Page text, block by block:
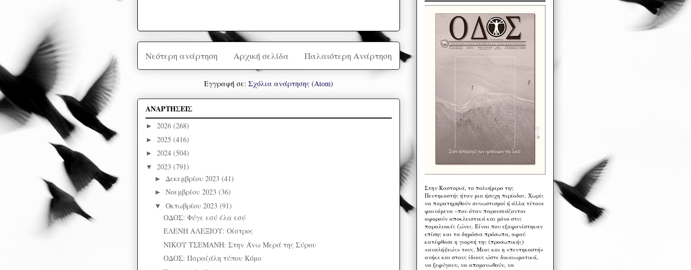
Νεότερη ανάρτηση Παλαιότερη Ανάρτηση
Αρχική σελίδα
Εγγραφή σε: Σχόλια ανάρτησης (Atom)
ΑΝΑΡΤΗΣΕΙΣ
► 2026 (268)
► 2025 (416)
► 2024 (504)
▼ 2023 (791)
► Δεκεμβρίου 2023 (41)
► Νοεμβρίου 2023 (36)
▼ Οκτωβρίου 2023 (91)
ΟΔΟΣ: Φύγε εσύ έλα εσύ
ΕΛΕΝΗ ΑΛΕΞΙΟΥ: Οίστρος
ΝΙΚΟΥ ΤΣΕΜΑΝΗ: Στην Άνω Μερά της Σύρου
ΟΔΟΣ: Παραζάλη τύπου Κόμο
Στην Καστοριά, το πολυήμερο της
Πεντηκοστής ήταν μια ήσυχη περίοδος. Χωρίς
να παρατηρηθούν συνωστισμοί ή άλλα τέτοια
φαινόμενα –που όταν παρουσιάζονται
αφορούν αποκλειστικά και μόνο στις
παραλιακές ζώνες. Είναι που εξαφανίστηκαν
επίσης και τα δημόσια πρόσωπα, αφού
κατέφθασε η γιορτή της (προσωπικής)
«αναλήψεώς» τους. Μιας και η «πεντηκοστή»
ανήκε και στους ίδιους ώστε δικαιωματικά,
να ξεφύγουν, να απομονωθούν, να